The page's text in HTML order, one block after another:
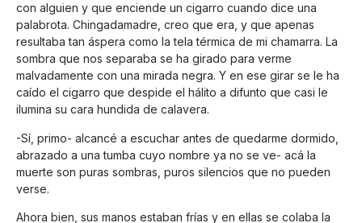
con alguien y que enciende un cigarro cuando dice una
palabrota. Chingadamadre, creo que era, y que apenas
resultaba tan áspera como la tela térmica de mi chamarra. La
sombra que nos separaba se ha girado para verme
malvadamente con una mirada negra. Y en ese girar se le ha
caído el cigarro que despide el hálito a difunto que casi le
ilumina su cara hundida de calavera.
-Sí, primo- alcancé a escuchar antes de quedarme dormido,
abrazado a una tumba cuyo nombre ya no se ve- acá la
muerte son puras sombras, puros silencios que no pueden
verse.
Ahora bien, sus manos estaban frías y en ellas se colaba la